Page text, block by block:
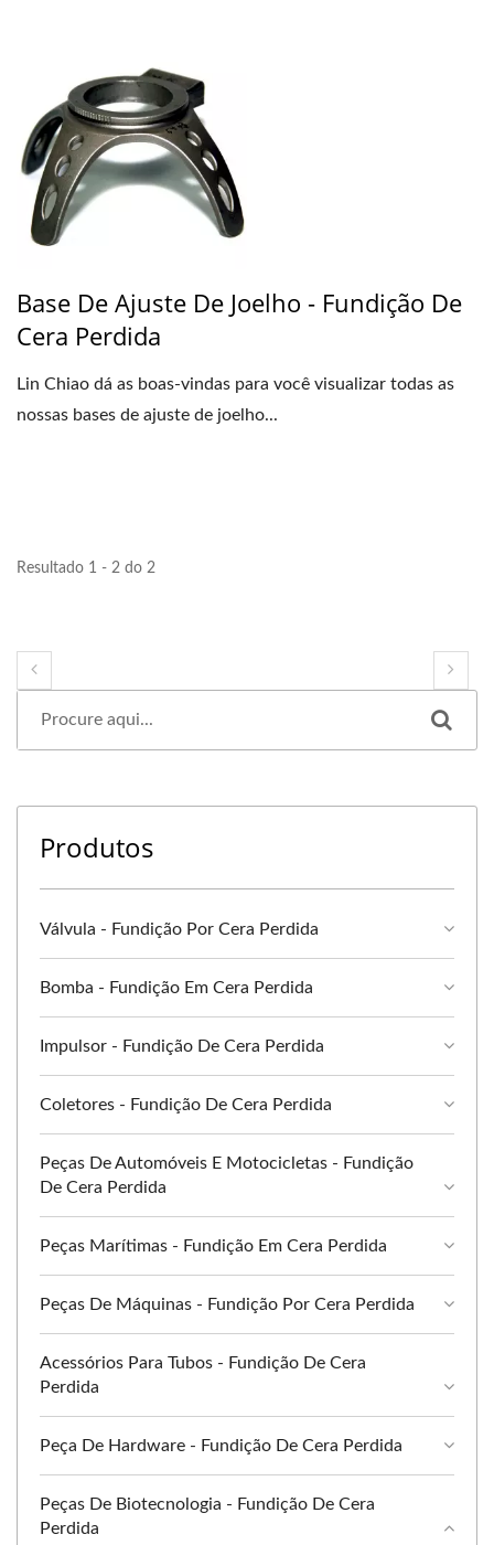
Base De Ajuste De Joelho - Fundição De
Cera Perdida
Lin Chiao dá as boas-vindas para você visualizar todas as
nossas bases de ajuste de joelho...
Resultado 1 - 2 do 2
Produtos
Válvula - Fundição Por Cera Perdida
Bomba - Fundição Em Cera Perdida
Impulsor - Fundição De Cera Perdida
Coletores - Fundição De Cera Perdida
Peças De Automóveis E Motocicletas - Fundição
De Cera Perdida
Peças Marítimas - Fundição Em Cera Perdida
Peças De Máquinas - Fundição Por Cera Perdida
Acessórios Para Tubos - Fundição De Cera
Perdida
Peça De Hardware - Fundição De Cera Perdida
Peças De Biotecnologia - Fundição De Cera
Perdida